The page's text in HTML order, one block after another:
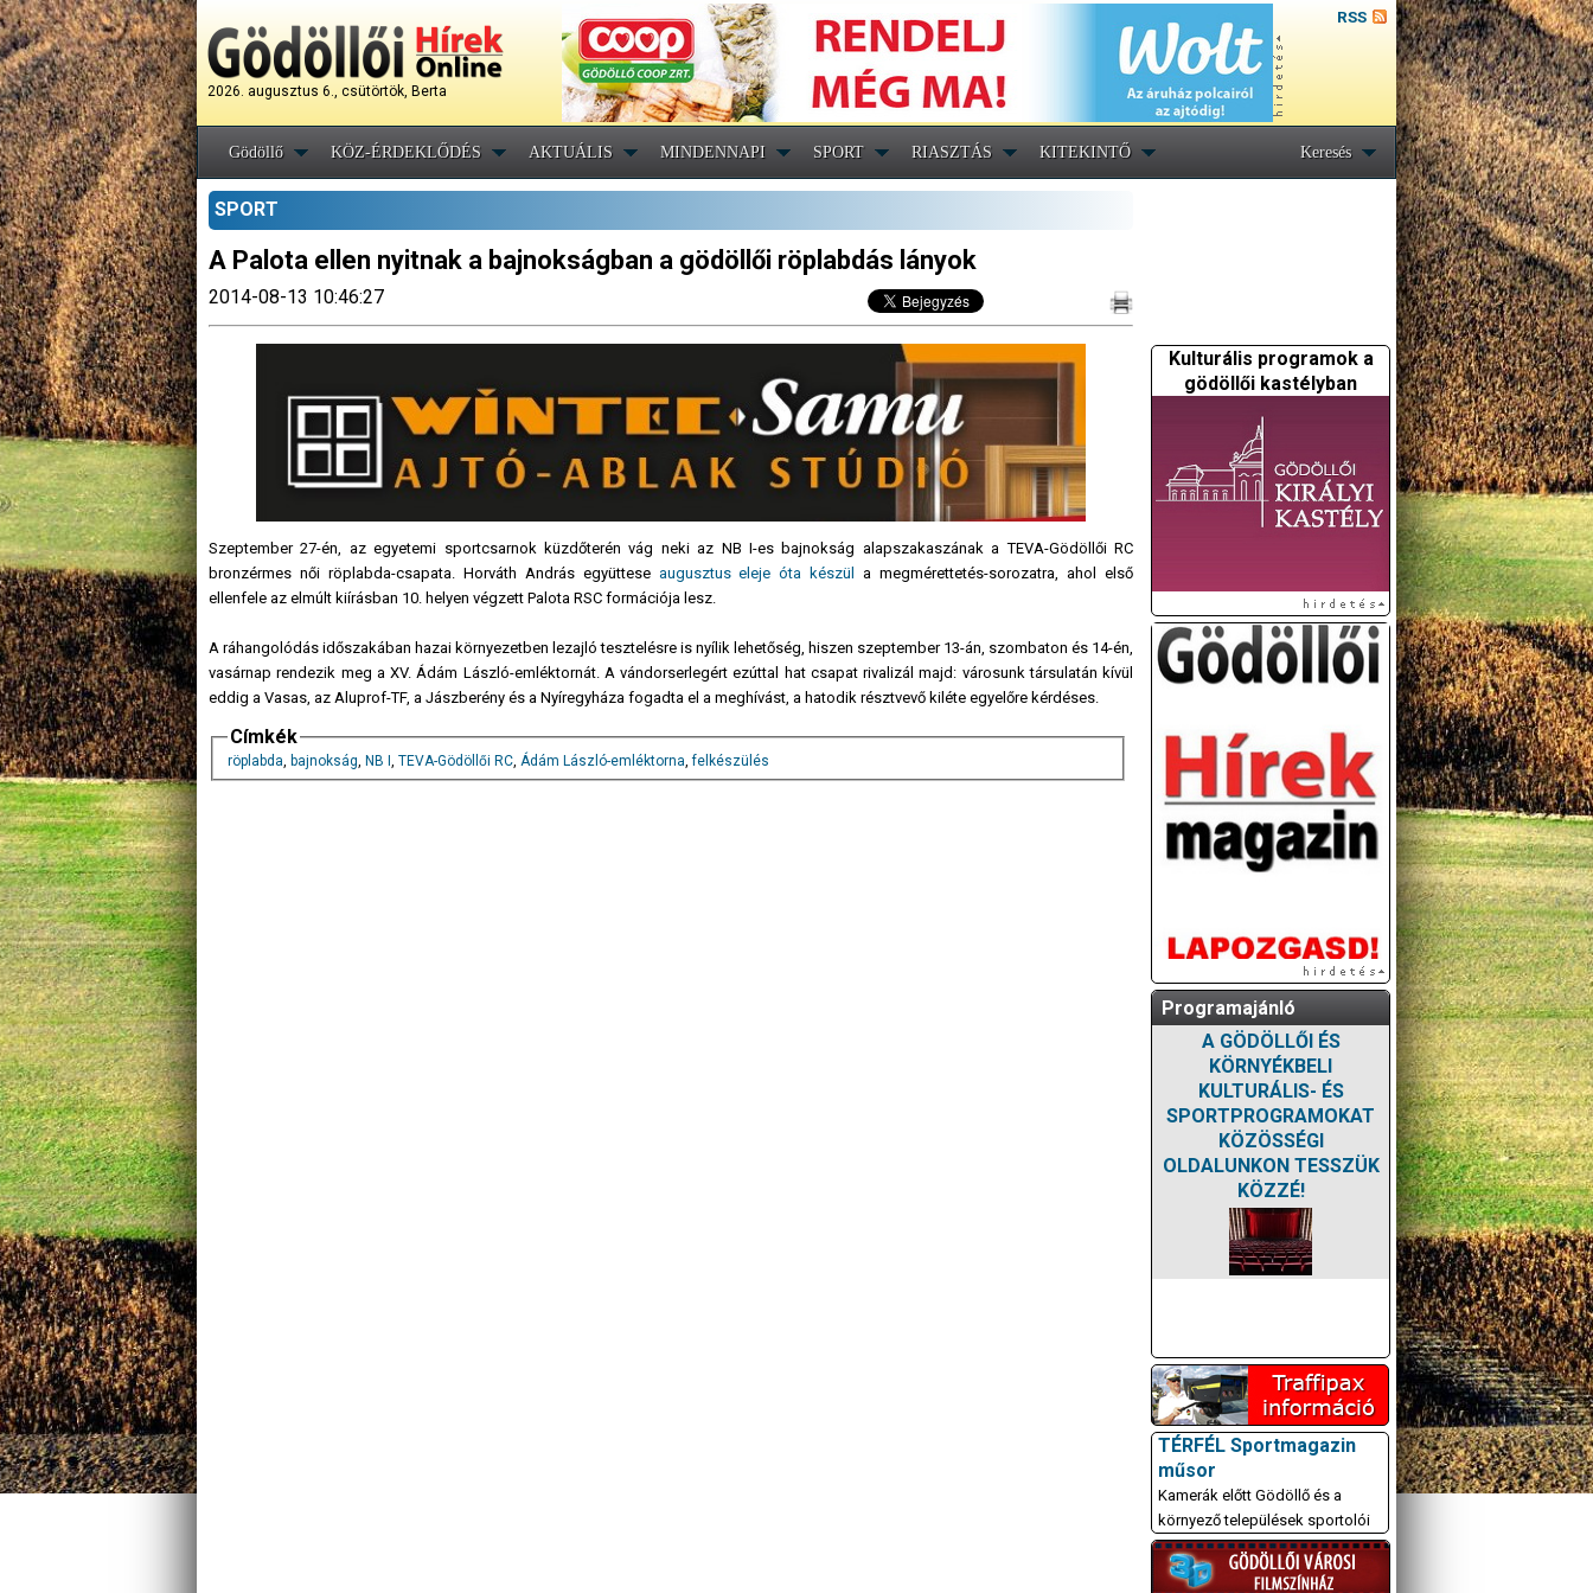
2026. augusztus 6., csütörtök, Berta
RSS
Gödöllő KÖZ-ÉRDEKLŐDÉS AKTUÁLIS MINDENNAPI SPORT RIASZTÁS KITEKINTŐ Keresés
SPORT
A Palota ellen nyitnak a bajnokságban a gödöllői röplabdás lányok
2014-08-13 10:46:27
Szeptember 27-én, az egyetemi sportcsarnok küzdőterén vág neki az NB I-es bajnokság alapszakaszának a TEVA-Gödöllői RC
bronzérmes női röplabda-csapata. Horváth András együttese augusztus eleje óta készül
a megmérettetés-sorozatra, ahol első
ellenfele az elmúlt kiírásban 10. helyen végzett Palota RSC formációja lesz.
A ráhangolódás időszakában hazai környezetben lezajló tesztelésre is nyílik lehetőség, hiszen szeptember 13-án, szombaton és 14-én,
vasárnap rendezik meg a XV. Ádám László-emléktornát. A vándorserlegért ezúttal hat csapat rivalizál majd: városunk társulatán kívül
eddig a Vasas, az Aluprof-TF, a Jászberény és a Nyíregyháza fogadta el a meghívást, a hatodik résztvevő kiléte egyelőre kérdéses.
Címkék
röplabda, bajnokság, NB I , TEVA-Gödöllői RC, Ádám László-emléktorna,felkészülés
Kulturális programok a
gödöllői kastélyban
Programajánló
A GÖDÖLLŐI ÉS
KÖRNYÉKBELI
KULTURÁLIS- ÉS
SPORTPROGRAMOKAT
KÖZÖSSÉGI
OLDALUNKON TESSZÜK
KÖZZÉ!
TÉRFÉL Sportmagazin
műsor
Kamerák előtt Gödöllő és a
környező települések sportolói